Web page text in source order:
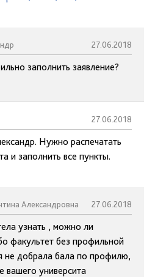
27.06.2018
заполнить заявление?
27.06.2018
Нужно распечатать
и заполнить все пункты.
Александровна 27.06.2018
узнать , можно ли
факультет без профильной
не добрала бала по профилю,
вашего университа